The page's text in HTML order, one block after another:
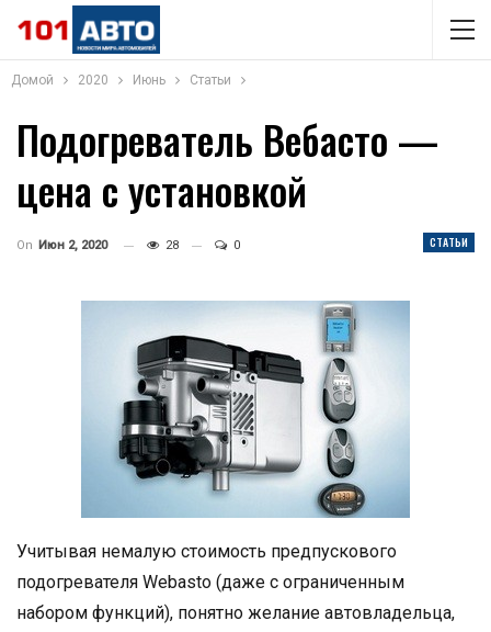
Домой 2020 Июнь Статьи
Подогреватель Вебасто —
цена с установкой
СТАТЬИ
On Июн 2, 2020 28 0
Учитывая немалую стоимость предпускового
подогревателя Webasto (даже с ограниченным
набором функций), понятно желание автовладельца,